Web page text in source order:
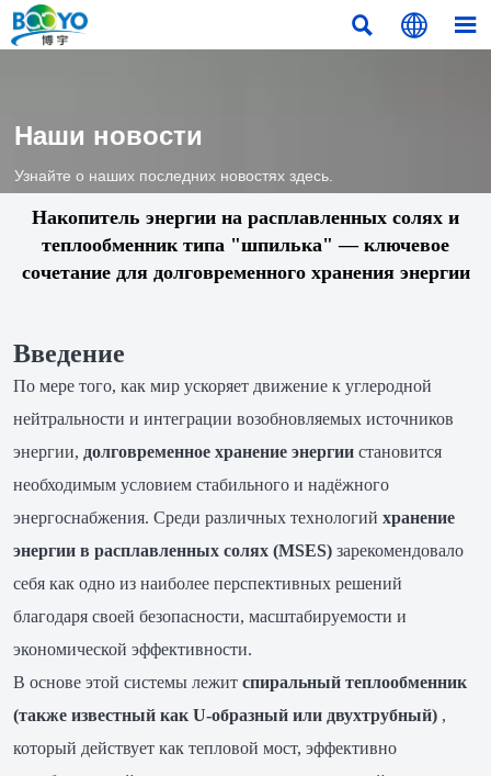
  
Наши новости
Узнайте о наших последних новостях здесь.
Накопитель энергии на расплавленных солях и
теплообменник типа "шпилька" — ключевое
сочетание для долговременного хранения энергии
Введение
По мере того, как мир ускоряет движение к углеродной
нейтральности и интеграции возобновляемых источников
энергии, долговременное хранение энергиистановится
необходимым условием стабильного и надёжного
энергоснабжения. Среди различных технологий хранение
энергии в расплавленных солях (MSES)зарекомендовало
себя как одно из наиболее перспективных решений
благодаря своей безопасности, масштабируемости и
экономической эффективности.
В основе этой системы лежит спиральный теплообменник
(также известный как U-образный или двухтрубный),
который действует как тепловой мост, эффективно